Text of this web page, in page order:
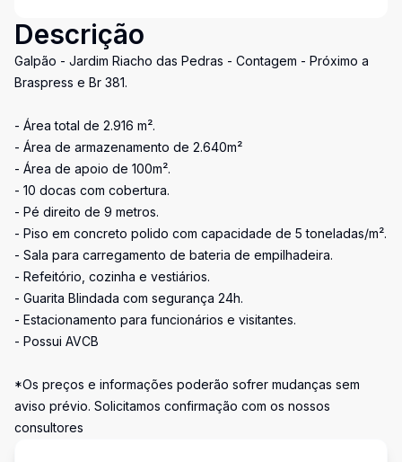
Descrição
Galpão - Jardim Riacho das Pedras - Contagem - Próximo a
Braspress e Br 381.
- Área total de 2.916 m².
- Área de armazenamento de 2.640m²
- Área de apoio de 100m².
- 10 docas com cobertura.
- Pé direito de 9 metros.
- Piso em concreto polido com capacidade de 5 toneladas/m².
- Sala para carregamento de bateria de empilhadeira.
- Refeitório, cozinha e vestiários.
- Guarita Blindada com segurança 24h.
- Estacionamento para funcionários e visitantes.
- Possui AVCB
*Os preços e informações poderão sofrer mudanças sem
aviso prévio. Solicitamos confirmação com os nossos
consultores